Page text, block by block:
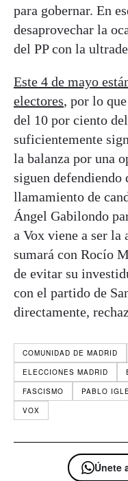
para gobernar. En
desaprovechar la
del PP con la
Este 4 de mayo
electores, por lo
del 10 por ciento
suficientemente
la balanza por una
siguen defendiendo
llamamiento de
Ángel Gabilondo
a Vox viene a ser la
sumará con Rocío
de evitar su
con el partido de
directamente,
COMUNIDAD DE MADRID
ELECCIONES MADRID
FASCISMO
PABLO
VOX
Únete